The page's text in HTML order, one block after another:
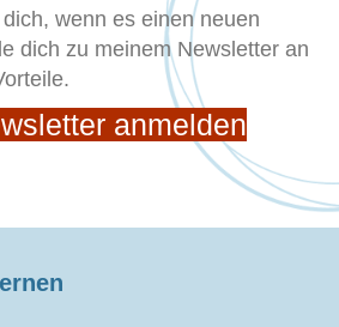
wenn es einen neuen
dich zu meinem Newsletter an
anmelden